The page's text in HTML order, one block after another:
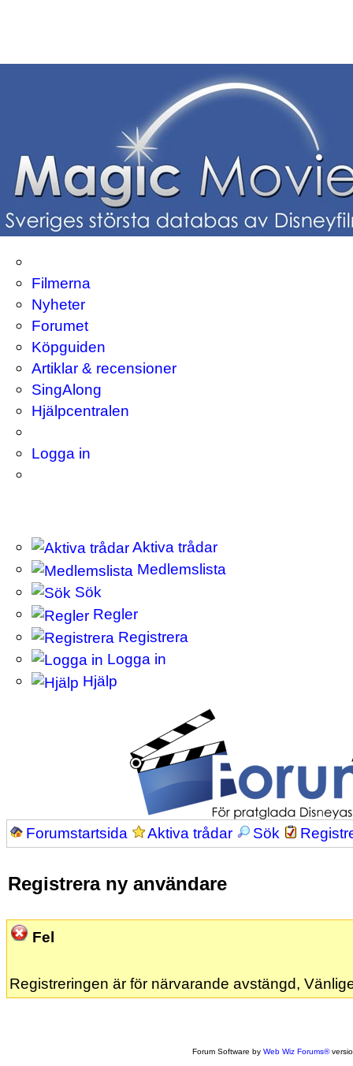
Filmerna
Nyheter
Forumet
Köpguiden
Artiklar & recensioner
SingAlong
Hjälpcentralen
Logga in
Aktiva trådar
Medlemslista
Sök
Regler
Registrera
Logga in
Hjälp
Forumstartsida Aktiva trådar Sök
Registrera ny användare
Fel
Registreringen är för närvarande avstängd,
Forum Software byWeb Wiz Forums®